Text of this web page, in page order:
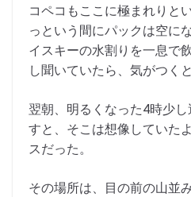
コペコもここに極まれりと
っという間にパックは空に
イスキーの水割りを一息で
し聞いていたら、気がつく
翌朝、明るくなった4時少
すと、そこは想像していた
スだった。
その場所は、目の前の山並